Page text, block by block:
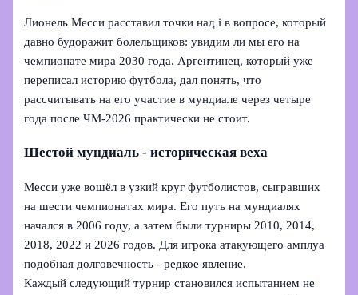
Лионель Месси расставил точки над i в вопросе, который
давно будоражит болельщиков: увидим ли мы его на
чемпионате мира 2030 года. Аргентинец, который уже
переписал историю футбола, дал понять, что
рассчитывать на его участие в мундиале через четыре
года после ЧМ‑2026 практически не стоит.
Шестой мундиаль - историческая веха
Месси уже вошёл в узкий круг футболистов, сыгравших
на шести чемпионатах мира. Его путь на мундиалях
начался в 2006 году, а затем были турниры 2010, 2014,
2018, 2022 и 2026 годов. Для игрока атакующего амплуа
подобная долговечность - редкое явление.
Каждый следующий турнир становился испытанием не